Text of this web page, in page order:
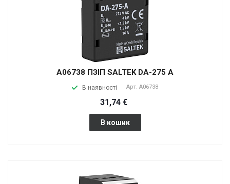
A06738 ПЗІП SALTEK DA-275 A
В наявності Арт. A06738
31,74 €
В кошик